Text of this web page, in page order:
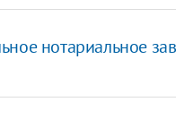
нотариальное